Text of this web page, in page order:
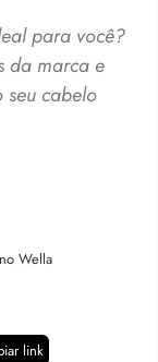
para você?
da marca e
cabelo
Wella
link